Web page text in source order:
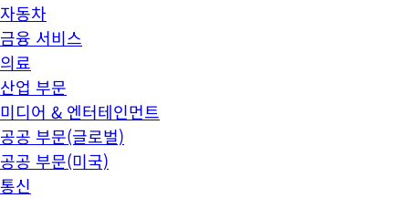
자동차
금융 서비스
의료
산업 부문
미디어 & 엔터테인먼트
공공 부문(글로벌)
공공 부문(미국)
통신